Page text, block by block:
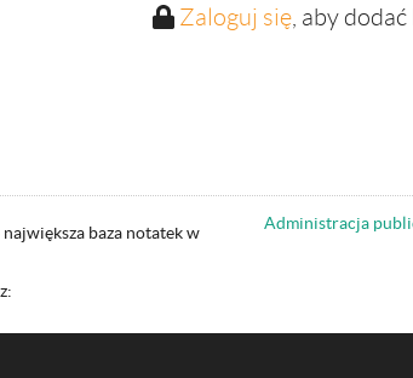
Zaloguj się, aby
baza notatek w
Administracja